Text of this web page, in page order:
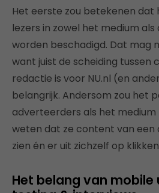
Het eerste zou betekenen
lezers in zowel het medium
worden beschadigd. Dat mag
want juist de scheiding tussen
redactie is voor NU.nl (en
belangrijk. Andersom zou het
adverteerders als het medium
weten dat ze content van
zien én er uit zichzelf op
Het belang van mobile